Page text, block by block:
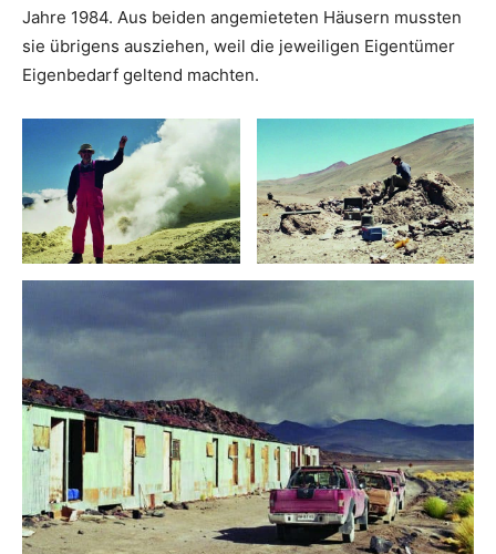
Jahre 1984. Aus beiden angemieteten Häusern mussten
sie übrigens ausziehen, weil die jeweiligen Eigentümer
Eigenbedarf geltend machten.